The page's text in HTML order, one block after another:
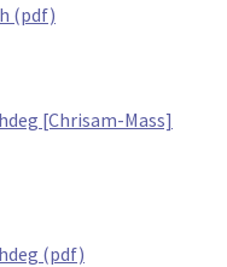
(pdf)
[Chrisam-Mass]
(pdf)